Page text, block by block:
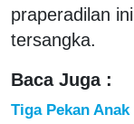
praperadilan
tersangka.
Baca Juga :
Tiga Pekan